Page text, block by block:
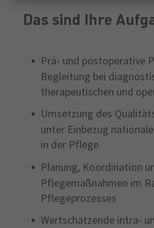
Das sind Ihre
Prä- und postoperative
Begleitung bei
therapeutischen und
Umsetzung des
unter Einbezug
in der Pflege
Planung, Koordination
Pflegemaßnahmen im
Pflegeprozesses
Wertschätzende intra-